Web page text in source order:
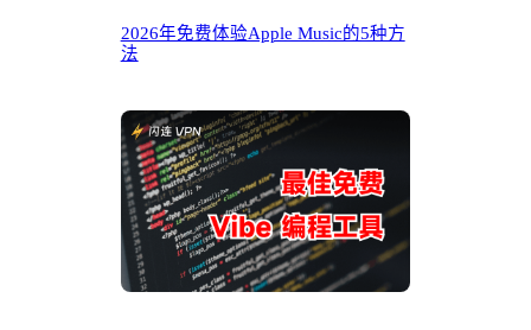
2026年免费体验Apple Music的5种方
法